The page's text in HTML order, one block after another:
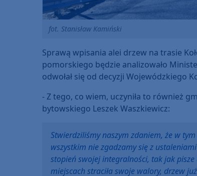
fot. Stanisław Kamiński
Sprawą wpisania alei drzew na trasie
pomorskiego będzie analizowało
odwołał się od decyzji Wojewódzkiego
- Z tego, co wiem, uczyniła to również
bytowskiego Leszek Waszkiewicz:
Stwierdziliśmy naszym zdaniem, że w
wszystkim nie zgadzamy się z
stopień swojej integralności, tak jak
miejscach straciła swoje walory, drzew